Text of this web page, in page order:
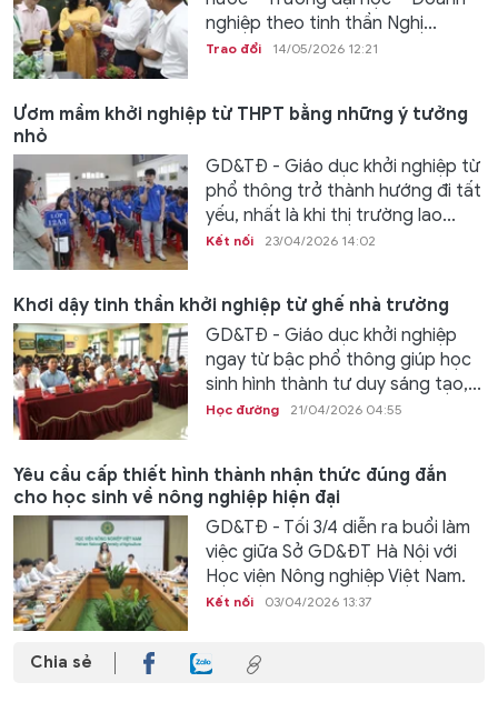
nghiệp theo tinh thần Nghị...
Trao đổi 14/05/2026 12:21
Ươm mầm khởi nghiệp từ THPT bằng những ý tưởng
nhỏ
GD&TĐ - Giáo dục khởi nghiệp từ
phổ thông trở thành hướng đi tất
yếu, nhất là khi thị trường lao...
Kết nối 23/04/2026 14:02
Khơi dậy tinh thần khởi nghiệp từ ghế nhà trường
GD&TĐ - Giáo dục khởi nghiệp
ngay từ bậc phổ thông giúp học
sinh hình thành tư duy sáng tạo,...
Học đường 21/04/2026 04:55
Yêu cầu cấp thiết hình thành nhận thức đúng đắn
cho học sinh về nông nghiệp hiện đại
GD&TĐ - Tối 3/4 diễn ra buổi làm
việc giữa Sở GD&ĐT Hà Nội với
Học viện Nông nghiệp Việt Nam.
Kết nối 03/04/2026 13:37
Chia sẻ